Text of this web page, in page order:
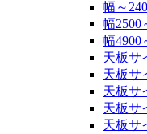
幅～
幅2500
幅4900
天板サ
天板サ
天板サ
天板サ
天板サ